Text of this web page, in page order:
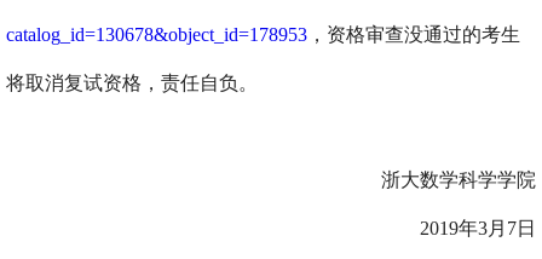
catalog_id=130678&object_id=178953 ，资格审查没通过的考生
将取消复试资格，责任自负。
浙大数学科学学院
2019年3月 7日